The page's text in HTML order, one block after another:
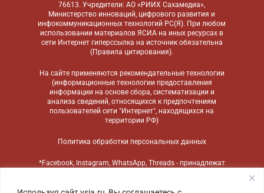
76613. Учредители: АО «РИИХ Сахамедиа»,
Министерство инноваций, цифрового развития и
инфокоммуникационных технологий РС(Я). При любом
использовании материалов ЯСИА на иных ресурсах в
сети Интернет гиперссылка на источник обязательна
(Правила цитирования).
На сайте применяются рекомендательные технологии
(информационные технологии предоставления
информации на основе сбора, систематизации и
анализа сведений, относящихся к предпочтениям
пользователей сети "Интернет", находящихся на
территории РФ)
Политика обработки персональных данных
*Facebook, Instagram, WhatsApp, Threads - принадлежат